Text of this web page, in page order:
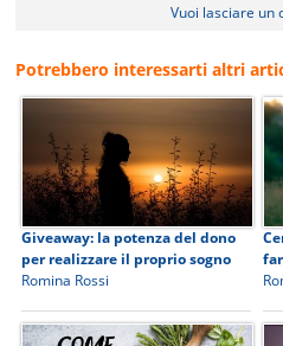
Vuoi lasciare un
Potrebbero interessarti altri
Giveaway: la potenza del dono
per realizzare il proprio sogno
Romina Rossi